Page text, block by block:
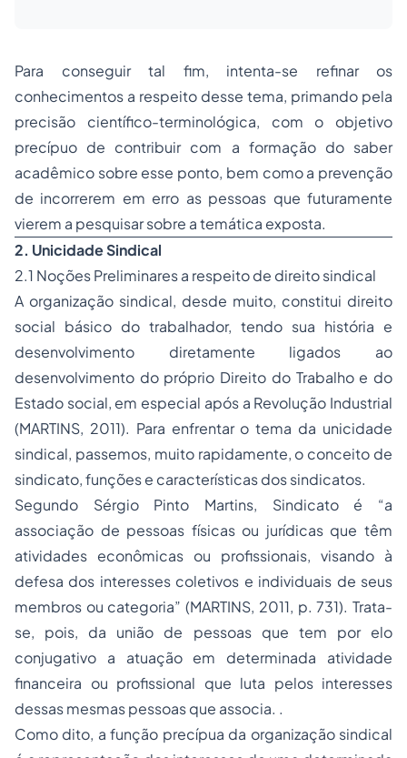
Para conseguir tal fim, intenta-se refinar os
conhecimentos a respeito desse tema, primando pela
precisão científico-terminológica, com o objetivo
precípuo de contribuir com a formação do saber
acadêmico sobre esse ponto, bem como a prevenção
de incorrerem em erro as pessoas que futuramente
vierem a pesquisar sobre a temática exposta.
2. Unicidade Sindical
2.1 Noções Preliminares a respeito de direito sindical
A organização sindical, desde muito, constitui direito
social básico do trabalhador, tendo sua história e
desenvolvimento diretamente ligados ao
desenvolvimento do próprio Direito do Trabalho e do
Estado social, em especial após a Revolução Industrial
(MARTINS, 2011). Para enfrentar o tema da unicidade
sindical, passemos, muito rapidamente, o conceito de
sindicato, funções e características dos sindicatos.
Segundo Sérgio Pinto Martins, Sindicato é “a
associação de pessoas físicas ou jurídicas que têm
atividades econômicas ou profissionais, visando à
defesa dos interesses coletivos e individuais de seus
membros ou categoria” (MARTINS, 2011, p. 731). Trata-
se, pois, da união de pessoas que tem por elo
conjugativo a atuação em determinada atividade
financeira ou profissional que luta pelos interesses
dessas mesmas pessoas que associa. .
Como dito, a função precípua da organização sindical